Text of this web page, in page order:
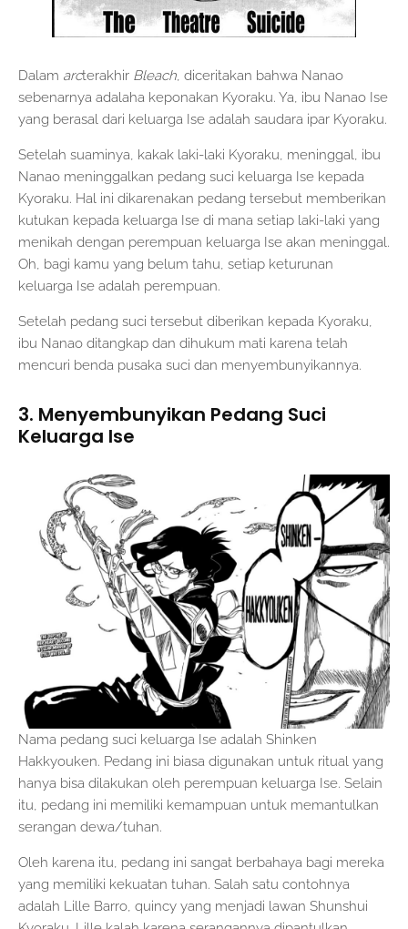
Dalam arcterakhir Bleach, diceritakan bahwa Nanao
sebenarnya adalaha keponakan Kyoraku. Ya, ibu Nanao Ise
yang berasal dari keluarga Ise adalah saudara ipar Kyoraku.
Setelah suaminya, kakak laki-laki Kyoraku, meninggal, ibu
Nanao meninggalkan pedang suci keluarga Ise kepada
Kyoraku. Hal ini dikarenakan pedang tersebut memberikan
kutukan kepada keluarga Ise di mana setiap laki-laki yang
menikah dengan perempuan keluarga Ise akan meninggal.
Oh, bagi kamu yang belum tahu, setiap keturunan
keluarga Ise adalah perempuan.
Setelah pedang suci tersebut diberikan kepada Kyoraku,
ibu Nanao ditangkap dan dihukum mati karena telah
mencuri benda pusaka suci dan menyembunyikannya.
3. Menyembunyikan Pedang Suci
Keluarga Ise
Nama pedang suci keluarga Ise adalah Shinken
Hakkyouken. Pedang ini biasa digunakan untuk ritual yang
hanya bisa dilakukan oleh perempuan keluarga Ise. Selain
itu, pedang ini memiliki kemampuan untuk memantulkan
serangan dewa/tuhan.
Oleh karena itu, pedang ini sangat berbahaya bagi mereka
yang memiliki kekuatan tuhan. Salah satu contohnya
adalah Lille Barro, quincy yang menjadi lawan Shunshui